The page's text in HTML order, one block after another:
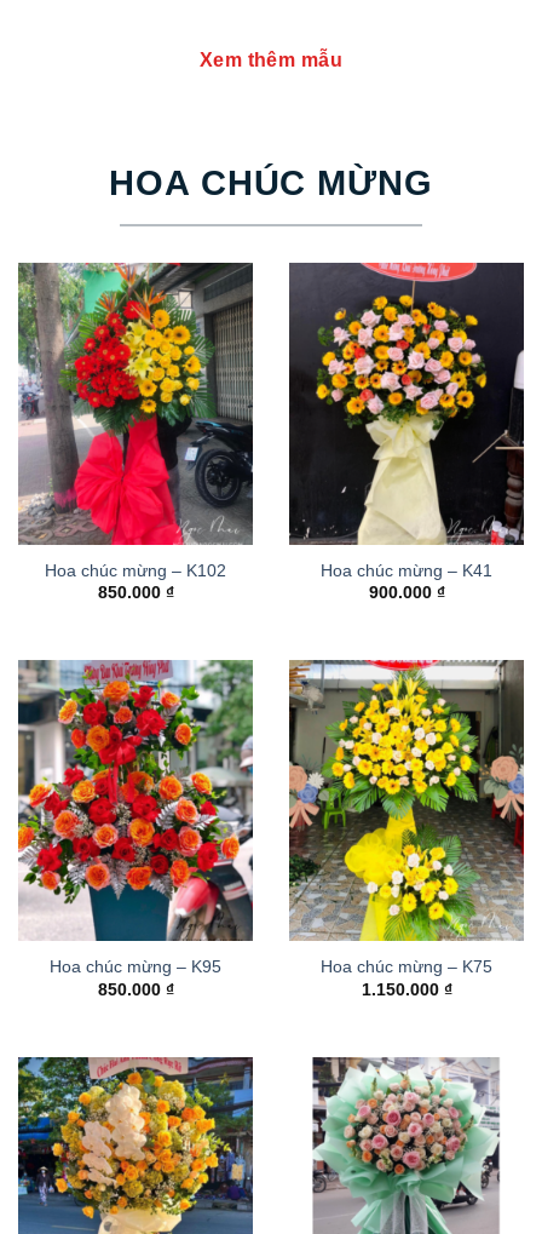
Xem thêm mẫu
HOA CHÚC MỪNG
Hoa chúc mừng – K102
850.000 ₫
Hoa chúc mừng – K41
900.000 ₫
Hoa chúc mừng – K95
850.000 ₫
Hoa chúc mừng – K75
1.150.000 ₫